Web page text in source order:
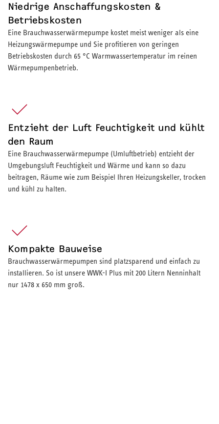
Niedrige Anschaffungskosten &
Betriebskosten
Eine Brauchwasserwärmepumpe kostet meist weniger als eine
Heizungswärmepumpe und Sie profitieren von geringen
Betriebskosten durch 65 °C Warmwassertemperatur im reinen
Wärmepumpenbetrieb.
Entzieht der Luft Feuchtigkeit und kühlt
den Raum
Eine Brauchwasserwärmepumpe (Umluftbetrieb) entzieht der
Umgebungsluft Feuchtigkeit und Wärme und kann so dazu
beitragen, Räume wie zum Beispiel Ihren Heizungskeller, trocken
und kühl zu halten.
Kompakte Bauweise
Brauchwasserwärmepumpen sind platzsparend und einfach zu
installieren. So ist unsere WWK-I Plus mit 200 Litern Nenninhalt
nur 1478 x 650 mm groß.